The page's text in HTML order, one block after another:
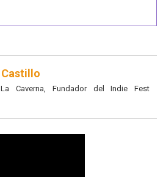
Caverna, Fundador del Indie Fest